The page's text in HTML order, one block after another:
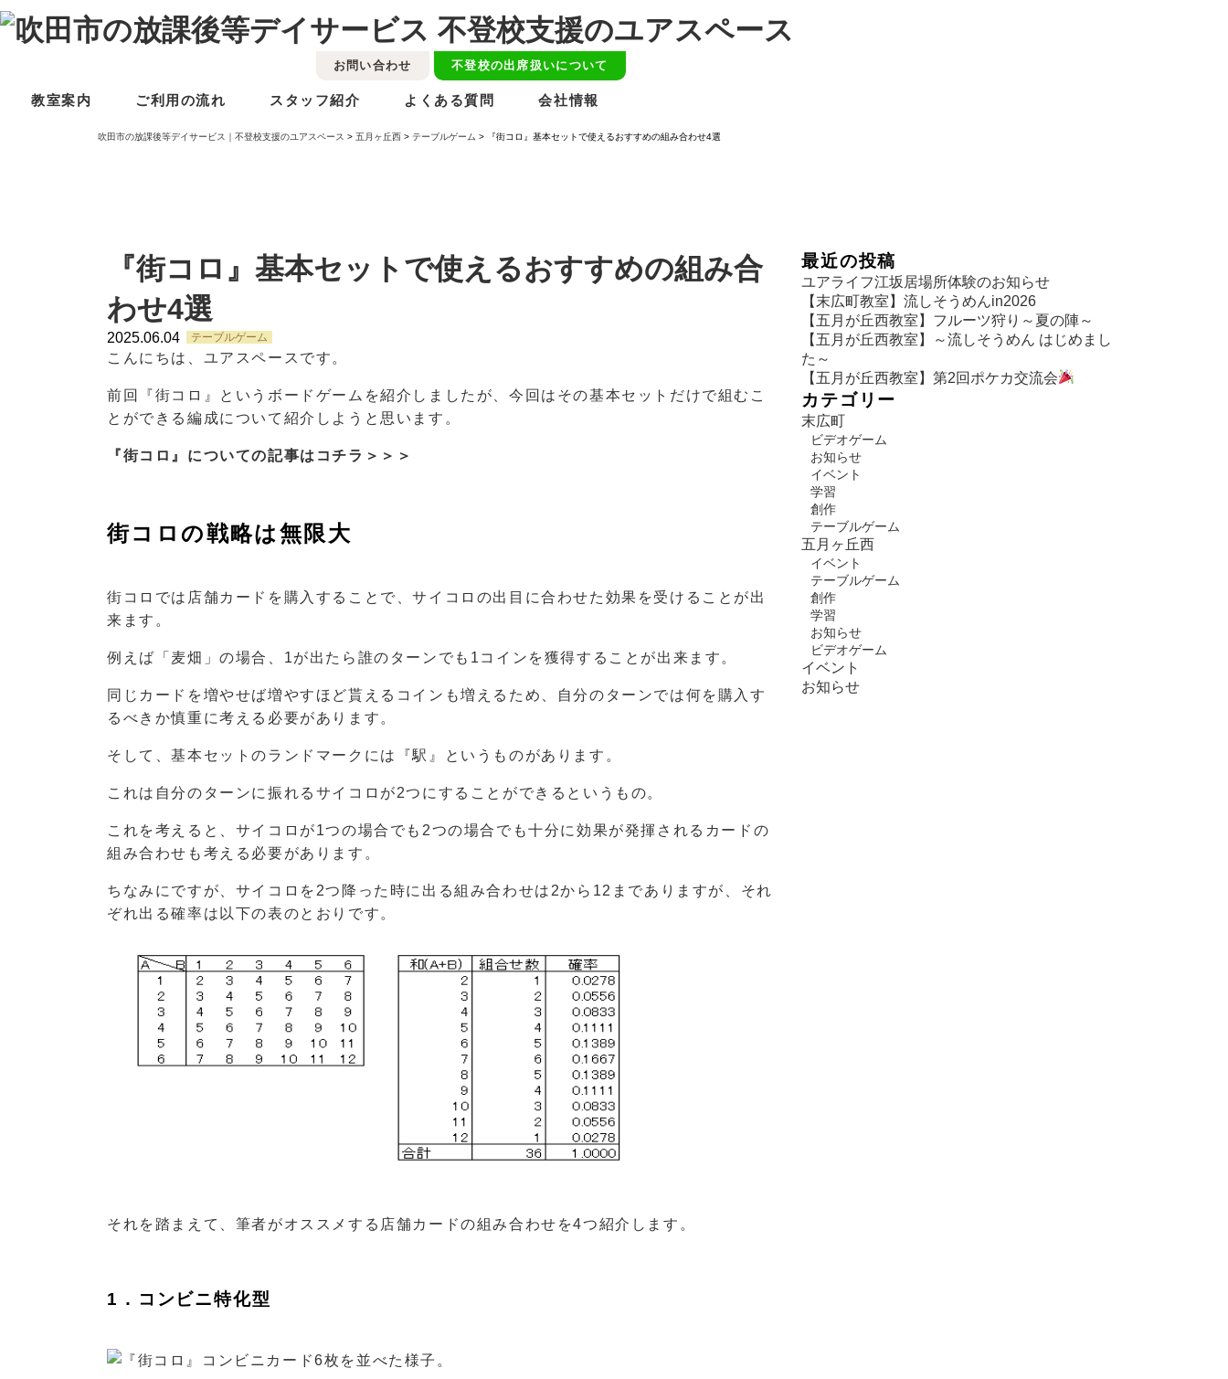
お問い合わせ 不登校の出席扱いについて
教室案内 ご利用の流れ スタッフ紹介 よくある質問 会社情報
吹田市の放課後等デイサービス｜不登校支援のユアスペース > 五月ヶ丘西 > テーブルゲーム > 『街コロ』基本セットで使えるおすすめの組み合わせ4選
『街コロ』基本セットで使えるおすすめの組み合
わせ4選
2025.06.04 テーブルゲーム
こんにちは、ユアスペースです。
前回『街コロ』というボードゲームを紹介しましたが、今回はその基本セットだけで組むこ
とができる編成について紹介しようと思います。
『街コロ』についての記事はコチラ＞＞＞
街コロの戦略は無限大
街コロでは店舗カードを購入することで、サイコロの出目に合わせた効果を受けることが出
来ます。
例えば「麦畑」の場合、1が出たら誰のターンでも1コインを獲得することが出来ます。
同じカードを増やせば増やすほど貰えるコインも増えるため、自分のターンでは何を購入す
るべきか慎重に考える必要があります。
そして、基本セットのランドマークには『駅』というものがあります。
これは自分のターンに振れるサイコロが2つにすることができるというもの。
これを考えると、サイコロが1つの場合でも2つの場合でも十分に効果が発揮されるカードの
組み合わせも考える必要があります。
ちなみにですが、サイコロを2つ降った時に出る組み合わせは2から12までありますが、それ
ぞれ出る確率は以下の表のとおりです。
それを踏まえて、筆者がオススメする店舗カードの組み合わせを4つ紹介します。
1．コンビニ特化型
最近の投稿
ユアライフ江坂居場所体験のお知らせ
【末広町教室】流しそうめんin2026
【五月が丘西教室】フルーツ狩り～夏の陣～
【五月が丘西教室】～流しそうめん はじめまし
た～
【五月が丘西教室】第2回ポケカ交流会
カテゴリー
末広町
ビデオゲーム
お知らせ
イベント
学習
創作
テーブルゲーム
五月ヶ丘西
イベント
テーブルゲーム
創作
学習
お知らせ
ビデオゲーム
イベント
お知らせ